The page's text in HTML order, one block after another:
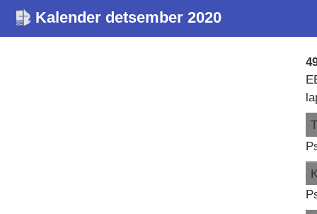
Kalender detsember 2020
T
K